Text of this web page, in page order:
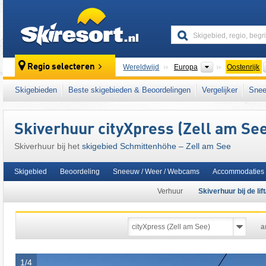
Regio selecteren Wereldwijd Europa Continenten
Oostenrijk
Dit skigebied ligt ook in: Glemmtal Alpin
centrale deel van de oostelijke Alpen
het
West-Europa, Midden-Europa, Europese
Skigebieden Beste skigebieden & Beoordelingen Vergelijker
Skiverhuur cityXpress (Zell am
Skiverhuur bij het skigebied Schmittenhöhe – Zell am See
Skigebied Beoordeling Sneeuw / Weer / Webcams Accommodaties
Verhuur Skiverhuur bij de
1/4